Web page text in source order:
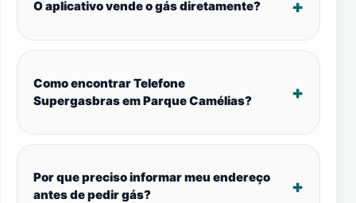
O aplicativo vende o gás diretamente?
Como encontrar Telefone
Supergasbras em Parque Camélias?
Por que preciso informar meu endereço
antes de pedir gás?